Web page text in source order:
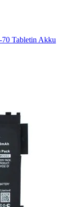
Tabletin Akku